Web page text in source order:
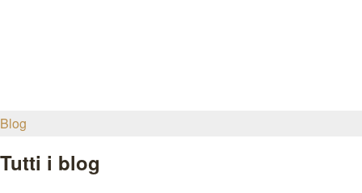
Blog
Tutti i blog